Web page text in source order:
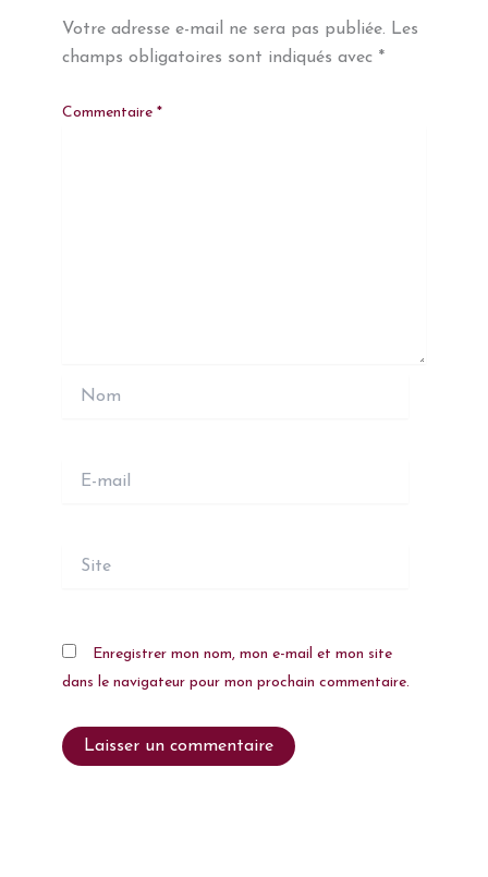
Votre adresse e-mail ne sera pas publiée. Les
champs obligatoires sont indiqués avec *
Commentaire *
Nom
mail
Site
Enregistrer mon nom, mon e-mail et mon site
dans le navigateur pour mon prochain commentaire.